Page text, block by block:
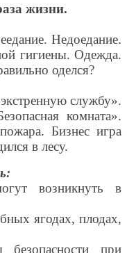
жизни.
Недоедание.
гигиены. Одежда.
оделся?
службу».
комната».
Бизнес игра
в лесу.
возникнуть в
ягодах, плодах,
безопасности при